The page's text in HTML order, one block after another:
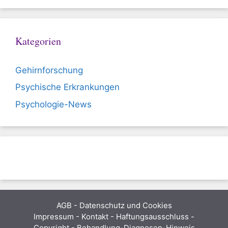
Kategorien
Gehirnforschung
Psychische Erkrankungen
Psychologie-News
AGB - Datenschutz und Cookies
Impressum - Kontakt - Haftungsausschluss -